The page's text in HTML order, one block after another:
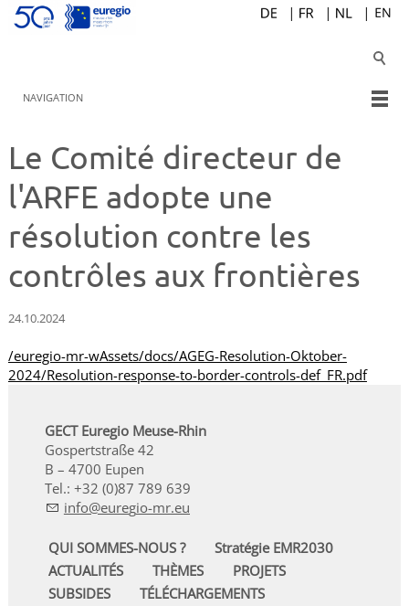
NAVIGATION
Le Comité directeur de
l'ARFE adopte une
résolution contre les
contrôles aux frontières
24.10.2024
/euregio-mr-wAssets/docs/AGEG-Resolution-Oktober-
2024/Resolution-response-to-border-controls-def_FR.pdf
GECT Euregio Meuse-Rhin
Gospertstraße 42
B – 4700 Eupen
Tel.: +32 (0)87 789 639
nf
r g -mr
QUI SOMMES-NOUS ?
Stratégie EMR2030
ACTUALITÉS
THÈMES
PROJETS
SUBSIDES
TÉLÉCHARGEMENTS